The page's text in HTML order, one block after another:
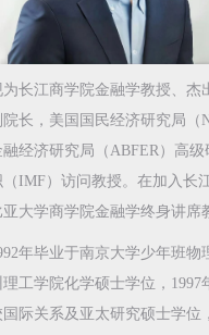
长江商学院金融学教授、杰
长，美国国民经济研究局（
融经济研究局（ABFER）高
（IMF）访问教授。在加入长
大学商学院金融学终身讲席
年毕业于南京大学少年班物
工学院化学硕士学位，1997
际关系及亚太研究硕士学位